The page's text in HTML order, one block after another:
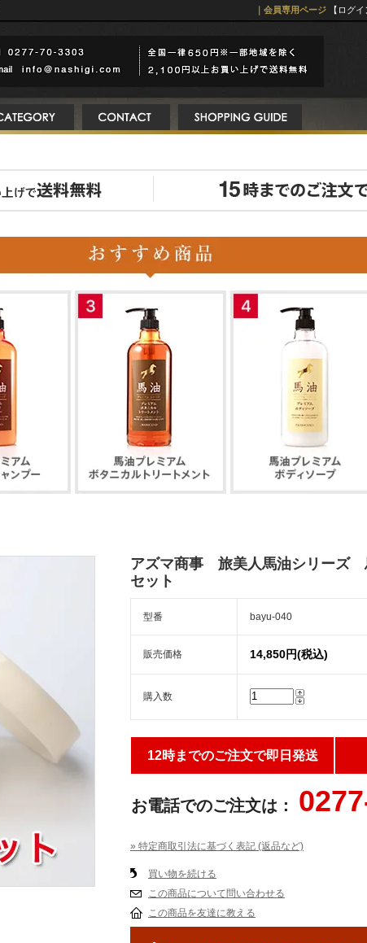
｜会員専用ページ 【ログイ
アズマ商事 旅美人馬油シリーズ
セット
型番 bayu-040
販売価格 14,850円(税込)
購入数
12時までのご注文で即日発送
お電話でのご注文は：
» 特定商取引法に基づく表記 (返品など)
買い物を続ける
この商品について問い合わせる
この商品を友達に教える